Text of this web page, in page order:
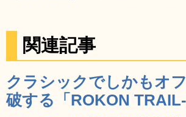
関連記事
クラシックでしかもオ
破する「ROKON